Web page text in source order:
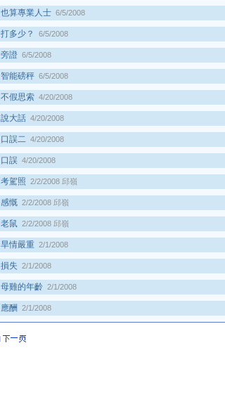
也算專業人士 6/5/2008
打多少？ 6/5/2008
旁證 6/5/2008
智能磅秤 6/5/2008
不假思索 4/20/2008
說大話 4/20/2008
口誤二 4/20/2008
口誤 4/20/2008
考駕照 2/2/2008 邱嶺
感慨 2/2/2008 邱嶺
老鼠 2/2/2008 邱嶺
旱情嚴重 2/1/2008
損失 2/1/2008
母雞的年齡 2/1/2008
應酬 2/1/2008